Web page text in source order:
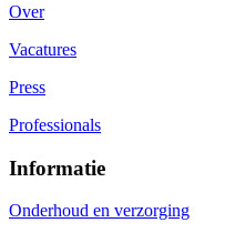
Over
Vacatures
Press
Professionals
Informatie
Onderhoud en verzorging